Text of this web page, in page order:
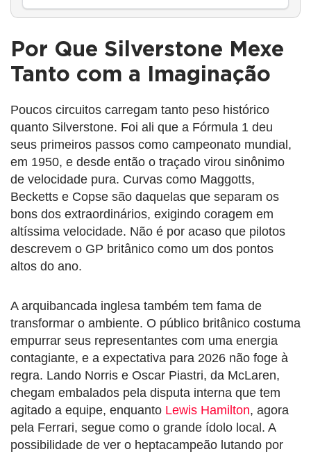
Por Que Silverstone Mexe
Tanto com a Imaginação
Poucos circuitos carregam tanto peso histórico
quanto Silverstone. Foi ali que a Fórmula 1 deu
seus primeiros passos como campeonato mundial,
em 1950, e desde então o traçado virou sinônimo
de velocidade pura. Curvas como Maggotts,
Becketts e Copse são daquelas que separam os
bons dos extraordinários, exigindo coragem em
altíssima velocidade. Não é por acaso que pilotos
descrevem o GP britânico como um dos pontos
altos do ano.
A arquibancada inglesa também tem fama de
transformar o ambiente. O público britânico costuma
empurrar seus representantes com uma energia
contagiante, e a expectativa para 2026 não foge à
regra. Lando Norris e Oscar Piastri, da McLaren,
chegam embalados pela disputa interna que tem
agitado a equipe, enquanto Lewis Hamilton, agora
pela Ferrari, segue como o grande ídolo local. A
possibilidade de ver o heptacampeão lutando por